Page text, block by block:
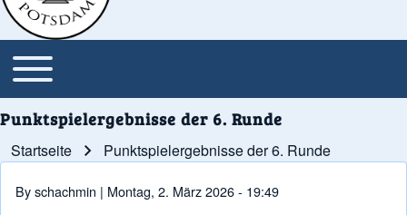
Close Search Block
Main navigation
Open or Close horizontal Main Menu
Punktspielergebnisse der 6. Runde
Pfadnavigation
Startseite Punktspielergebnisse der 6. Runde
Byschachmin | Montag, 2. März 2026 - 19:49